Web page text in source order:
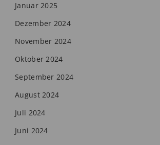
Januar 2025
Dezember 2024
November 2024
Oktober 2024
September 2024
August 2024
Juli 2024
Juni 2024